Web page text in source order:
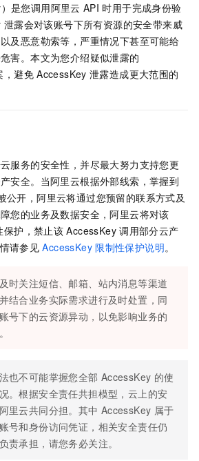
是您调用阿里云 API 时用于完成身份验
泄露会对该账号下所有资源的安全带来威
及恶意勒索等，严重情况下甚至可能给
害。本文为您介绍疑似泄露的
，避免 AccessKey 泄露造成更大范围的
服务的安全性，并尽最大努力支持您更
安全。当阿里云根据外部线索，掌握到
公开，阿里云将通过您预留的联系方式及
您的业务及数据安全，阿里云将对该
保护，禁止该 AccessKey 调用部分云产
请参见 AccessKey 限制性保护说明。
时关注短信、邮箱、站内消息等渠道
结合业务实际需求进行及时处置，同
号下的云资源异动，以免影响业务的
也不可能掌握您全部 AccessKey 的使
。根据安全责任共担模型，云上的安
里云共同分担。其中 AccessKey 属于
号和身份访问凭证，相关安全责任仍
责承担，请您务必关注。